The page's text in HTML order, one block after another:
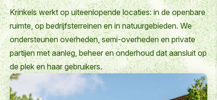
Krinkels werkt op uiteenlopende locaties: in de openbare
ruimte, op bedrijfsterreinen en in natuurgebieden. We
ondersteunen overheden, semi-overheden en private
partijen met aanleg, beheer en onderhoud dat aansluit op
de plek en haar gebruikers.